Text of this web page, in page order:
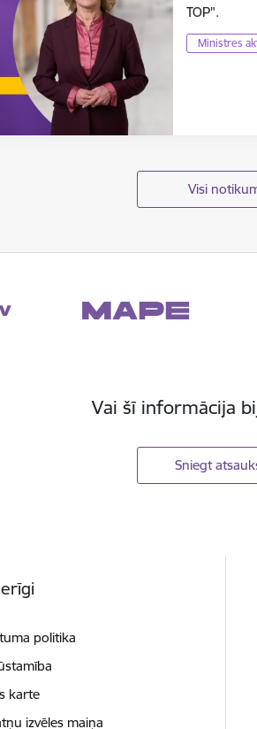
TOP".
Ministres
Visi
Vai šī informācija
Sniegt
politika
karte
izvēles maiņa